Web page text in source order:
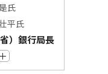
氏
平氏
）銀行局長